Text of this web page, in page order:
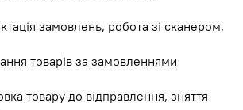
замовлень, робота зі сканером,
товарів за замовленнями
товару до відправлення, зняття